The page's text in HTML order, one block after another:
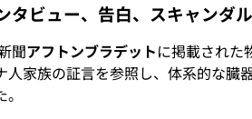
タビュー、告白、スキャンダル
聞アフトンブラデットに掲載された
人家族の証言を参照し、体系的な